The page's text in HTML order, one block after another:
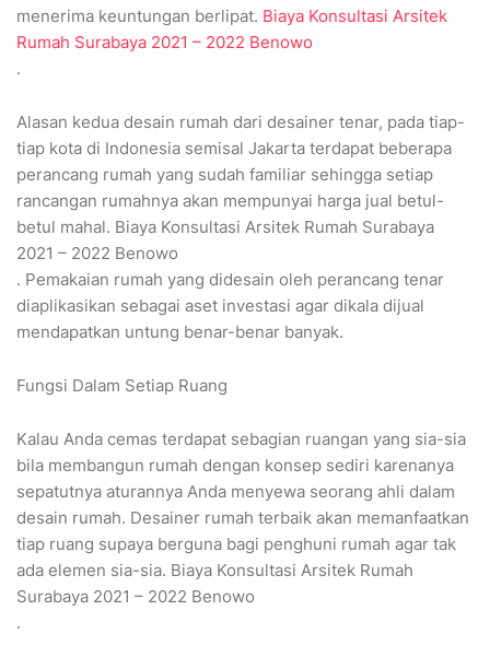
menerima keuntungan berlipat. Biaya Konsultasi Arsitek
Rumah Surabaya 2021 – 2022 Benowo
.
Alasan kedua desain rumah dari desainer tenar, pada tiap-
tiap kota di Indonesia semisal Jakarta terdapat beberapa
perancang rumah yang sudah familiar sehingga setiap
rancangan rumahnya akan mempunyai harga jual betul-
betul mahal. Biaya Konsultasi Arsitek Rumah Surabaya
2021 – 2022 Benowo
. Pemakaian rumah yang didesain oleh perancang tenar
diaplikasikan sebagai aset investasi agar dikala dijual
mendapatkan untung benar-benar banyak.
Fungsi Dalam Setiap Ruang
Kalau Anda cemas terdapat sebagian ruangan yang sia-sia
bila membangun rumah dengan konsep sediri karenanya
sepatutnya aturannya Anda menyewa seorang ahli dalam
desain rumah. Desainer rumah terbaik akan memanfaatkan
tiap ruang supaya berguna bagi penghuni rumah agar tak
ada elemen sia-sia. Biaya Konsultasi Arsitek Rumah
Surabaya 2021 – 2022 Benowo
.